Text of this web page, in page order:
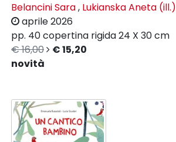
Belancini Sara, Lukianska Aneta (ill.)
aprile 2026
pp. 40copertina rigida24 X 30 cm
€ 16,00
€ 15,20
novità